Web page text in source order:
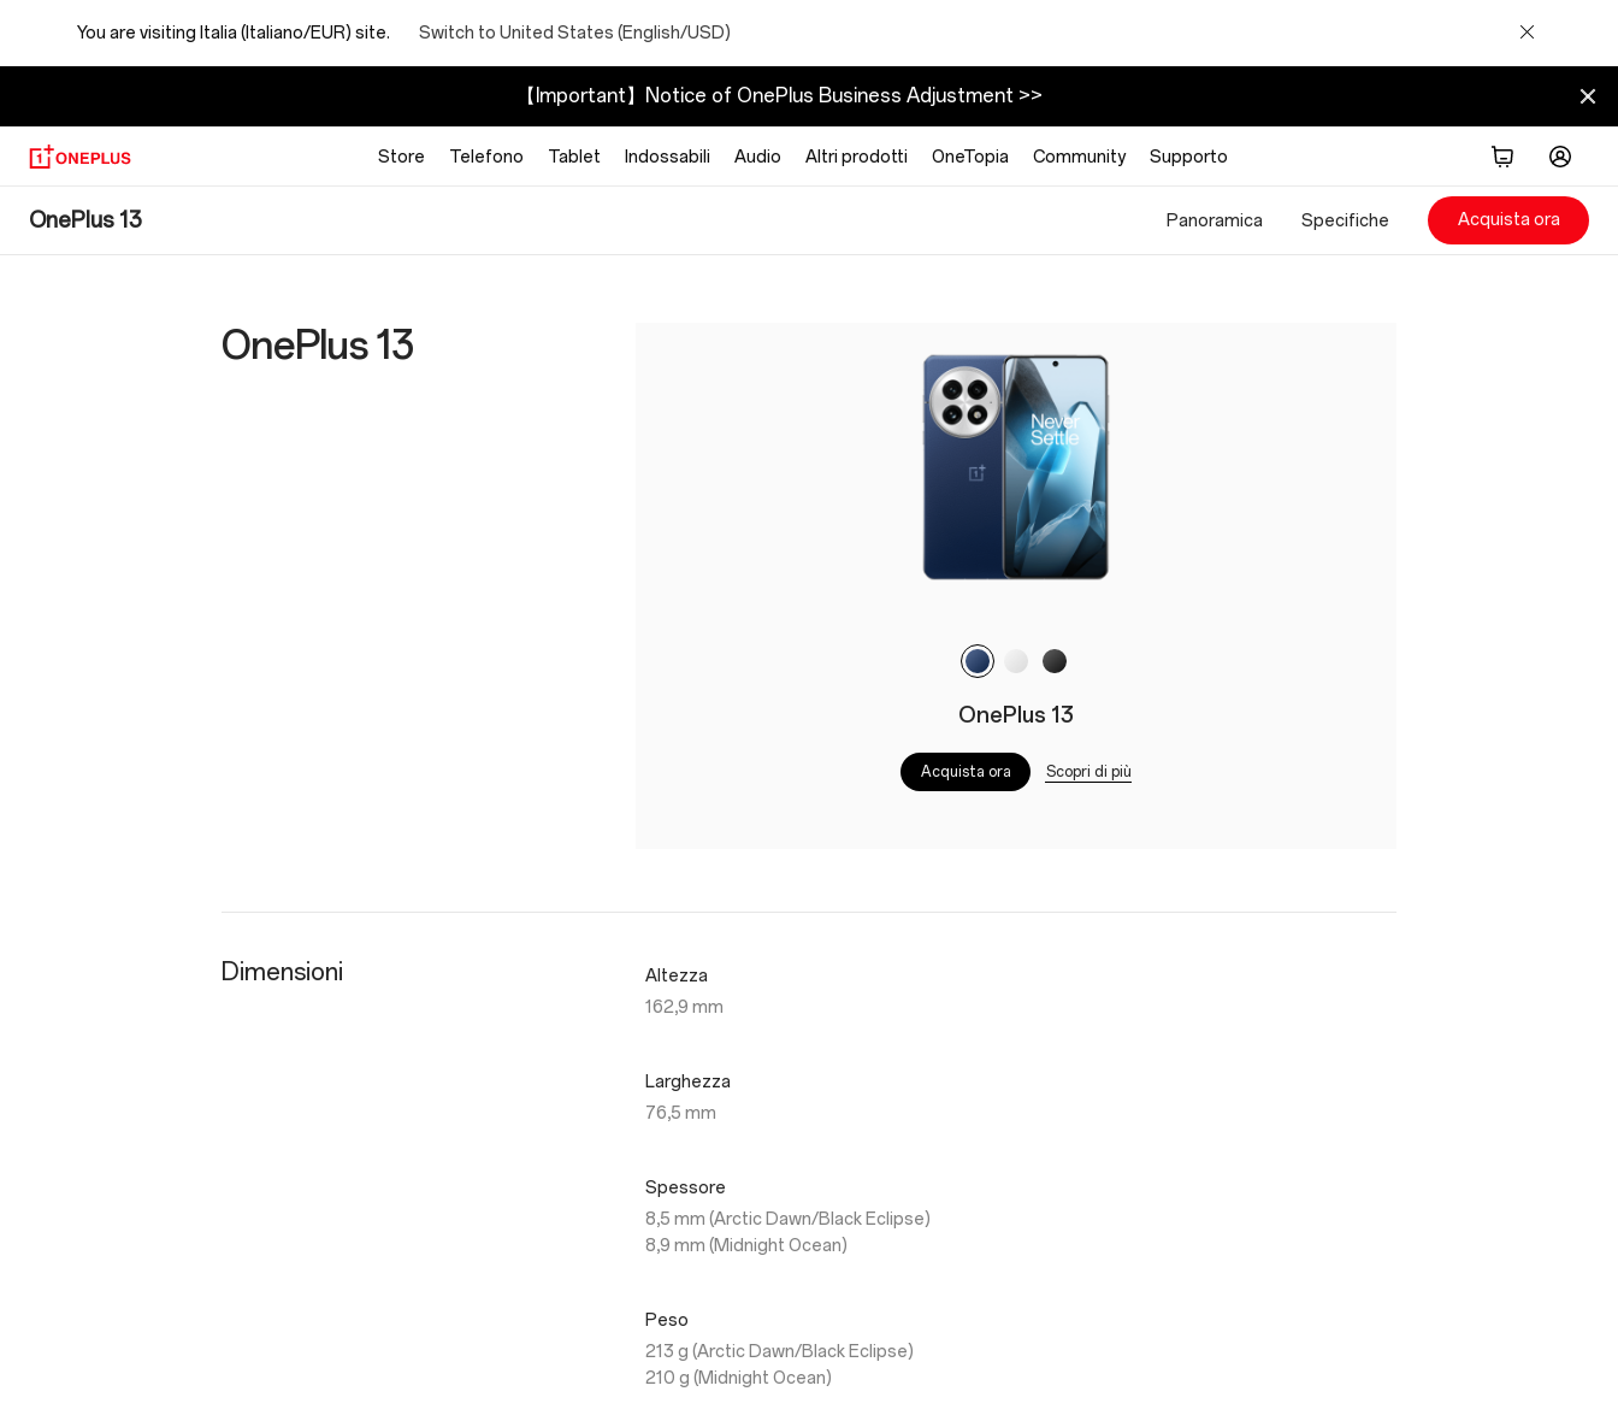
You are visiting Italia (Italiano/EUR) site. Switch to United States (English/USD)
【Important】Notice of OnePlus Business Adjustment >>
Store Telefono Tablet Indossabili Audio Altri prodotti OneTopia Community Supporto
OnePlus
13
OnePlus 13 Acquista ora
Specifiche
Panoramica
OnePlus 13
OnePlus 13
Acquista ora Scopri di più
Dimensioni
Altezza
162,9 mm
Larghezza
76,5 mm
Spessore
8,5 mm (Arctic Dawn/Black Eclipse)
8,9 mm (Midnight Ocean)
Peso
213 g (Arctic Dawn/Black Eclipse)
210 g (Midnight Ocean)